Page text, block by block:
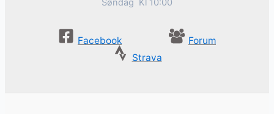
Søndag Kl 10:00
Facebook
Forum
Strava